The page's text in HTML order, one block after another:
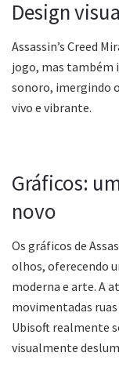
Design
Assassin’s Creed
jogo, mas também
sonoro, imergindo
vivo e vibrante.
Gráficos:
novo
Os gráficos de
olhos, oferecendo
moderna e arte. A
movimentadas ruas
Ubisoft realmente
visualmente